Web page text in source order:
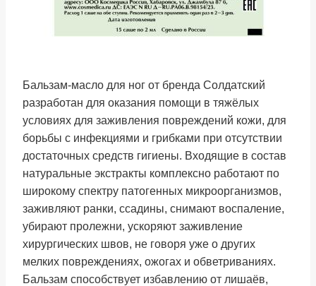
Бальзам-масло для ног от бренда Солдатский
разработан для оказания помощи в тяжёлых
условиях для заживления повреждений кожи, для
борьбы с инфекциями и грибками при отсутствии
достаточных средств гигиены. Входящие в состав
натуральные экстракты комплексно работают по
широкому спектру патогенных микроорганизмов,
заживляют ранки, ссадины, снимают воспаление,
убирают пролежни, ускоряют заживление
хирургических швов, не говоря уже о других
мелких повреждениях, ожогах и обветриваниях.
Бальзам способствует избавлению от лишаёв,